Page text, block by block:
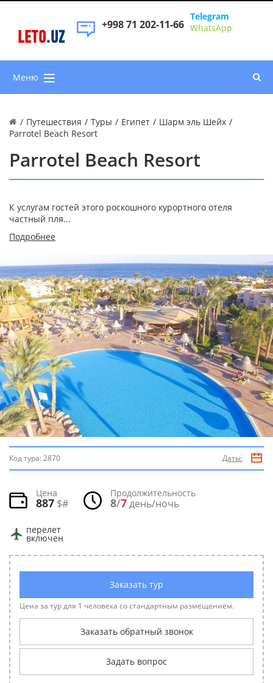
LETO.UZ
+998 71 202-11-66
Telegram
WhatsApp
Меню
/ Путешествия / Туры / Египет / Шарм эль Шейх /
Parrotel Beach Resort
Parrotel Beach Resort
К услугам гостей этого роскошного курортного отеля
частный пля...
Подробнее
Код тура:2870 Даты:
Цена
887 $#
Продолжительность
8/7день/ночь
перелет
включен
Заказать тур
Цена за тур для 1 человека со стандартным размещением.
Заказать обратный звонок
Задать вопрос